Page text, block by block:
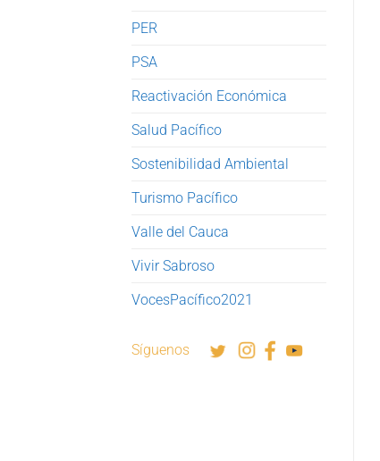
PER
PSA
Reactivación Económica
Salud Pacífico
Sostenibilidad Ambiental
Turismo Pacífico
Valle del Cauca
Vivir Sabroso
VocesPacífico2021
Síguenos